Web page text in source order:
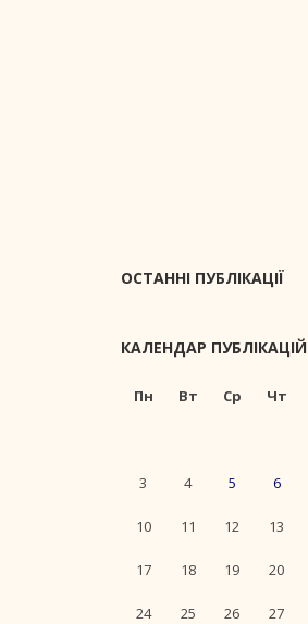
ОСТАННІ ПУБЛІКАЦІЇ
КАЛЕНДАР ПУБЛІКАЦІЙ
Пн Вт Ср Чт
3 4 5 6
10 11 12 13
17 18 19 20
24 25 26 27